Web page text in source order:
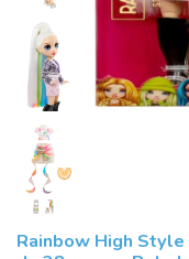
Rainbow High Style